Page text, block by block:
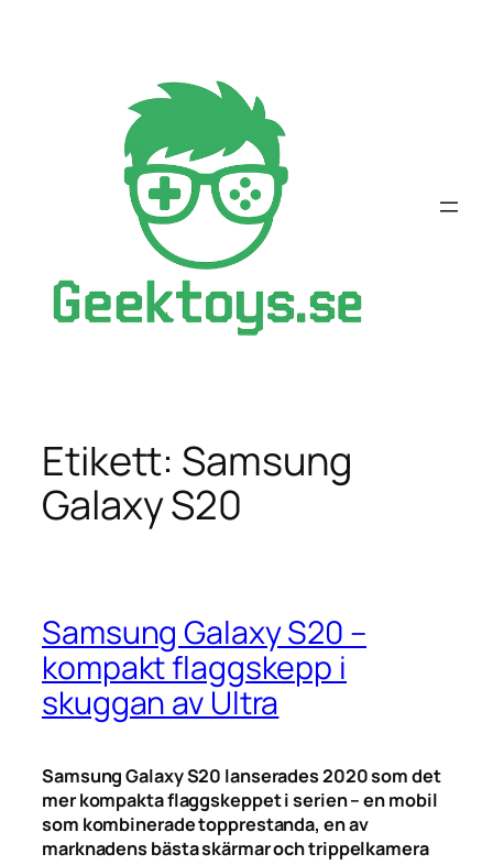
Etikett: Samsung
Galaxy S20
Samsung Galaxy S20 –
kompakt flaggskepp i
skuggan av Ultra
Samsung Galaxy S20 lanserades 2020 som det
mer kompakta flaggskeppet i serien – en mobil
som kombinerade topprestanda, en av
marknadens bästa skärmar och trippelkamera